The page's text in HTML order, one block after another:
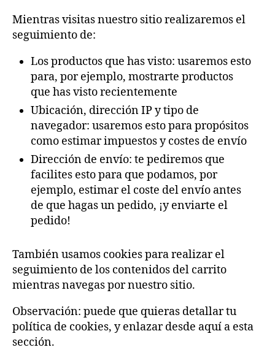
Mientras visitas nuestro sitio realizaremos el
seguimiento de:
Los productos que has visto: usaremos esto
para, por ejemplo, mostrarte productos
que has visto recientemente
Ubicación, dirección IP y tipo de
navegador: usaremos esto para propósitos
como estimar impuestos y costes de envío
Dirección de envío: te pediremos que
facilites esto para que podamos, por
ejemplo, estimar el coste del envío antes
de que hagas un pedido, ¡y enviarte el
pedido!
También usamos cookies para realizar el
seguimiento de los contenidos del carrito
mientras navegas por nuestro sitio.
Observación: puede que quieras detallar tu
política de cookies, y enlazar desde aquí a esta
sección.